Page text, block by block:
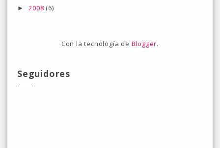
►2008 (6)
Con la tecnología de Blogger.
Seguidores